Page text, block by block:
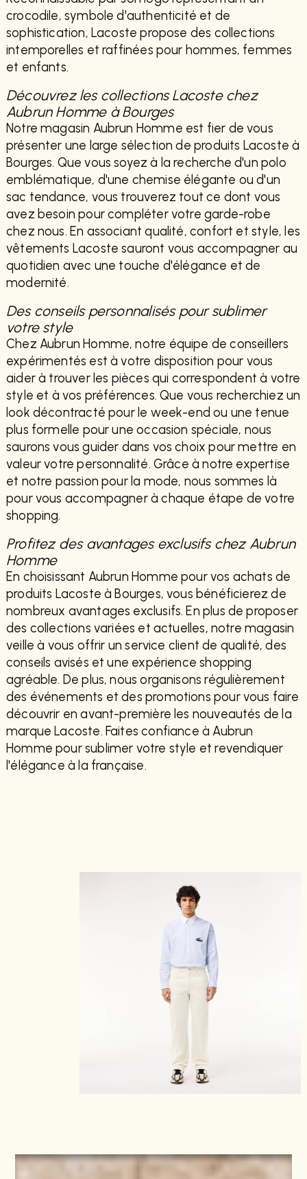
crocodile, symbole d'authenticité et de
sophistication, Lacoste propose des collections
intemporelles et raffinées pour hommes, femmes
et enfants.
Découvrez les collections Lacoste chez
Aubrun Homme à Bourges
Notre magasin Aubrun Homme est fier de vous
présenter une large sélection de produits Lacoste à
Bourges. Que vous soyez à la recherche d'un polo
emblématique, d'une chemise élégante ou d'un
sac tendance, vous trouverez tout ce dont vous
avez besoin pour compléter votre garde-robe
chez nous. En associant qualité, confort et style, les
vêtements Lacoste sauront vous accompagner au
quotidien avec une touche d'élégance et de
modernité.
Des conseils personnalisés pour sublimer
votre style
Chez Aubrun Homme, notre équipe de conseillers
expérimentés est à votre disposition pour vous
aider à trouver les pièces qui correspondent à votre
style et à vos préférences. Que vous recherchiez un
look décontracté pour le week-end ou une tenue
plus formelle pour une occasion spéciale, nous
saurons vous guider dans vos choix pour mettre en
valeur votre personnalité. Grâce à notre expertise
et notre passion pour la mode, nous sommes là
pour vous accompagner à chaque étape de votre
shopping.
Profitez des avantages exclusifs chez Aubrun
Homme
En choisissant Aubrun Homme pour vos achats de
produits Lacoste à Bourges, vous bénéficierez de
nombreux avantages exclusifs. En plus de proposer
des collections variées et actuelles, notre magasin
veille à vous offrir un service client de qualité, des
conseils avisés et une expérience shopping
agréable. De plus, nous organisons régulièrement
des événements et des promotions pour vous faire
découvrir en avant-première les nouveautés de la
marque Lacoste. Faites confiance à Aubrun
Homme pour sublimer votre style et revendiquer
l'élégance à la française.